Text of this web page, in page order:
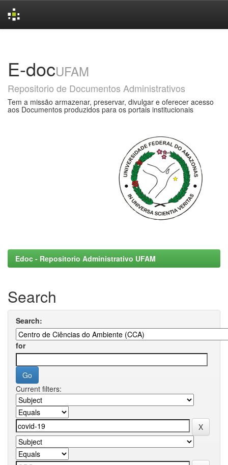
E-docUFAM
Repositorio de Documentos Administrativos
Tem a missão armazenar, preservar, divulgar e oferecer acesso
aos Documentos produzidos para os portais institucionais
Edoc - Repositorio Administrativo UFAM
Search
Search:
for
Current filters: